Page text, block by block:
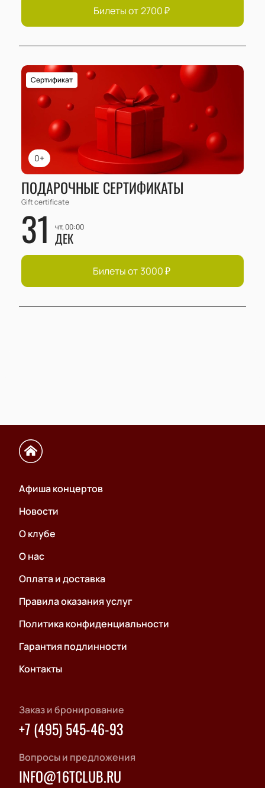
Билеты от 2700₽
0+
Сертификат
ПОДАРОЧНЫЕ СЕРТИФИКАТЫ
Gift certificate
31 чт, 00:00
ДЕК
Билеты от 3000₽
Афиша концертов
Новости
О клубе
О нас
Оплата и доставка
Правила оказания услуг
Политика конфиденциальности
Гарантия подлинности
Контакты
Заказ и бронирование
+7 (495) 545-46-93
Вопросы и предложения
INFO@16TCLUB.RU